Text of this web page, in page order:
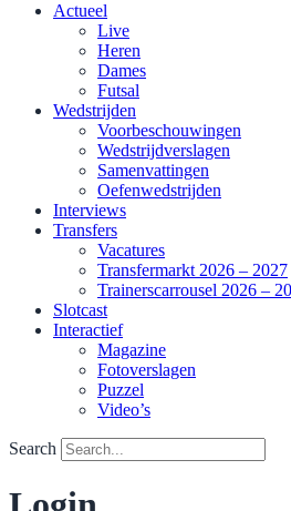
Actueel
Live
Heren
Dames
Futsal
Wedstrijden
Voorbeschouwingen
Wedstrijdverslagen
Samenvattingen
Oefenwedstrijden
Interviews
Transfers
Vacatures
Transfermarkt 2026 – 2027
Trainerscarrousel 2026 –
Slotcast
Interactief
Magazine
Fotoverslagen
Puzzel
Video’s
Search